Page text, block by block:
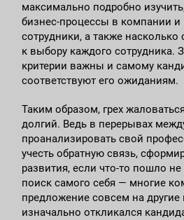
максимально подробно
бизнес-процессы в компании и
сотрудники, а также насколько
к выбору каждого сотрудника.
критерии важны и самому
соответствуют его ожиданиям.
Таким образом, грех
долгий. Ведь в перерывах
проанализировать свой
учесть обратную связь,
развития, если что-то пошло не
поиск самого себя — многие
предложение совсем на другие
изначально откликался